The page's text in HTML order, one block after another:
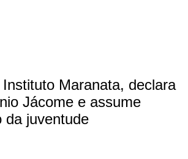
Maranata, declara
Jácome e assume
da juventude